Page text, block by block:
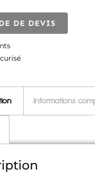
DE DEVIS
Informations